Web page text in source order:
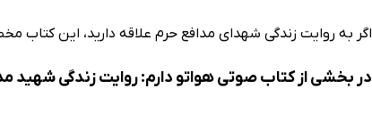
اگر به روایت زندگی شهدای مدافع حرم علاقه دارید، این
در بخشی از کتاب صوتی هواتو دارم: روایت زندگی